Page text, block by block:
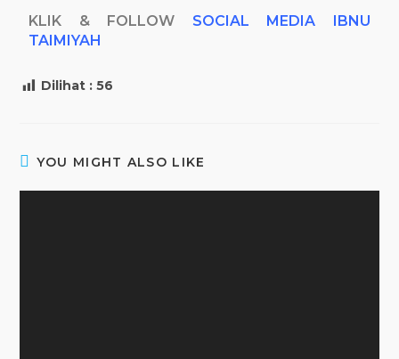
KLIK & FOLLOW SOCIAL MEDIA IBNU
TAIMIYAH
Dilihat : 56
YOU MIGHT ALSO LIKE